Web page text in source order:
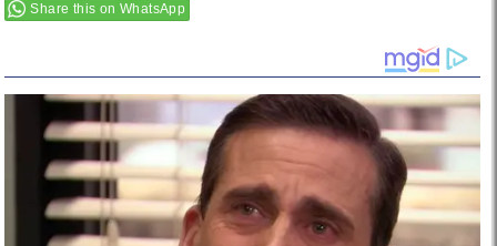
Share this on WhatsApp